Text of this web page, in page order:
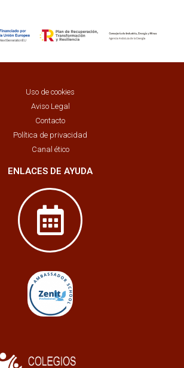
Uso de cookies
Aviso Legal
Contacto
Política de privacidad
Canal ético
ENLACES DE AYUDA